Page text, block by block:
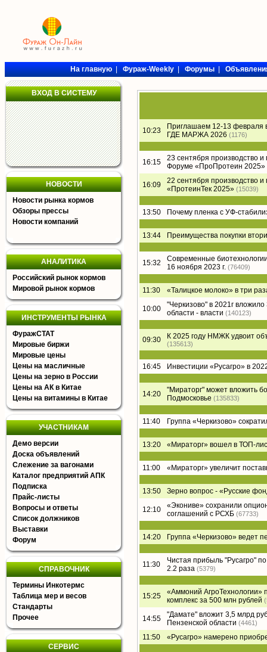
На главную|Фураж-Weekly|Форумы|
ВХОД В СИСТЕМУ
НОВОСТИ
Новости рынка кормов
Обзоры прессы
Новости компаний
АНАЛИТИКА
Российский рынок кормов
Мировой рынок кормов
ИНСТРУМЕНТЫ РЫНКА
ФуражСТАТ
Мировые биржи
Мировые цены
Цены на масличные
Цены на зерно в России
Цены на АК в Китае
Цены на витамины в Китае
УЧАСТНИКАМ
Демо версии
Доска объявлений
Слежение за вагонами
Каталог предприятий АПК
Подписка
Прайс-листы
Вопросы и ответы
Список должников
Выставки
Форум
СПРАВОЧНИК
Термины Инкотермс
Таблица мер и весов
Стандарты
Прочее
СЕРВИС
10:23
Приглашаем 12-13 февраля
ГДЕ МАРЖА 2026 (1176)
16:15
23 сентября производство
Форуме «ПроПротеин 2025»
16:09
22 сентября производство
«ПротеинТек 2025» (15039)
13:50 Почему пленка с УФ-
13:44 Преимущества покупки
15:32
Современные
16 ноября 2023 г. (76409)
11:30 «Талицкое молоко» в три
10:00
"Черкизово" в 2021г
области - власти (140123)
09:30 К 2025 году НМЖК удвоит
(135613)
16:45 Инвестиции «Русагро» в
14:20
"Мираторг" может вложить
Подмосковье (135833)
11:40 Группа «Черкизово»
13:20 «Мираторг» вошел в ТОП-
11:00 «Мираторг» увеличит
13:50 Зерно вопрос - «Русские
12:10
«Экониве» сохранили
соглашений с РСХБ (67733)
14:20 Группа «Черкизово» ведет
11:30
Чистая прибыль "Русагро"
2.2 раза (5379)
15:25
«Аммоний АгроТехнологии»
комплекс за 500 млн рублей
14:55
"Дамате" вложит 3,5 млрд
Пензенской области (4461)
11:50 «Русагро» намерено